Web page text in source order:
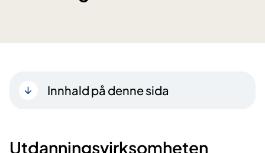
Innhald på denne sida
Utdanningsvirksomheten